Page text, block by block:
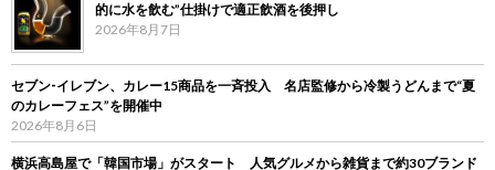
的に水を飲む”仕掛けで適正飲酒を後押し
2026年8月7日
セブン‐イレブン、カレー15商品を一斉投入 名店監修から冷製うどんまで“夏
のカレーフェス”を開催中
2026年8月6日
横浜高島屋で「韓国市場」がスタート 人気グルメから雑貨まで約30ブランド